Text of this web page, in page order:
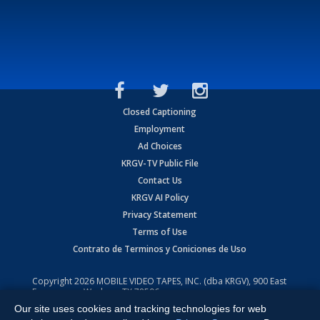
Closed Captioning
Employment
Ad Choices
KRGV-TV Public File
Contact Us
KRGV AI Policy
Privacy Statement
Terms of Use
Contrato de Terminos y Coniciones de Uso
Copyright2026 MOBILE VIDEO TAPES, INC. (dba KRGV), 900 East
Expressway, Weslaco, TX 78596.
All Rights Reserved. Powered by:Ruby Shore Software
Our site uses cookies and tracking technologies for web